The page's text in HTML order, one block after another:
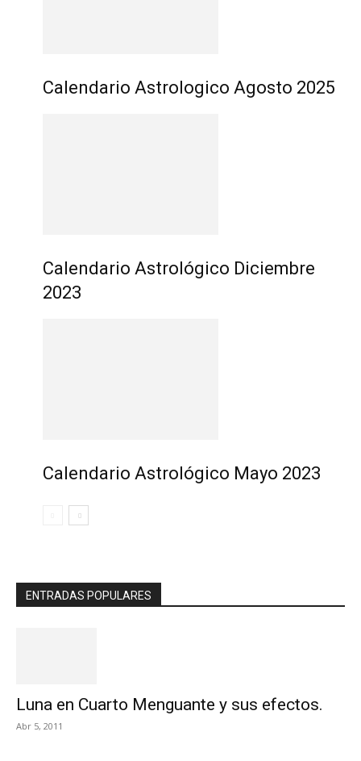
Calendario Astrologico Agosto 2025
Calendario Astrológico Diciembre
2023
Calendario Astrológico Mayo 2023
ENTRADAS POPULARES
Luna en Cuarto Menguante y sus efectos.
Abr 5, 2011